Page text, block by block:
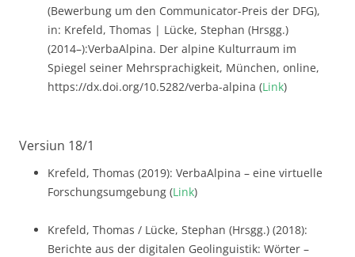
(Bewerbung um den Communicator-Preis der DFG),
in: Krefeld, Thomas | Lücke, Stephan (Hrsgg.)
(2014–):VerbaAlpina. Der alpine Kulturraum im
Spiegel seiner Mehrsprachigkeit, München, online,
https://dx.doi.org/10.5282/verba-alpina (Link)
Versiun 18/1
Krefeld, Thomas (2019): VerbaAlpina – eine virtuelle
Forschungsumgebung (Link)
Krefeld, Thomas / Lücke, Stephan (Hrsgg.) (2018):
Berichte aus der digitalen Geolinguistik: Wörter –